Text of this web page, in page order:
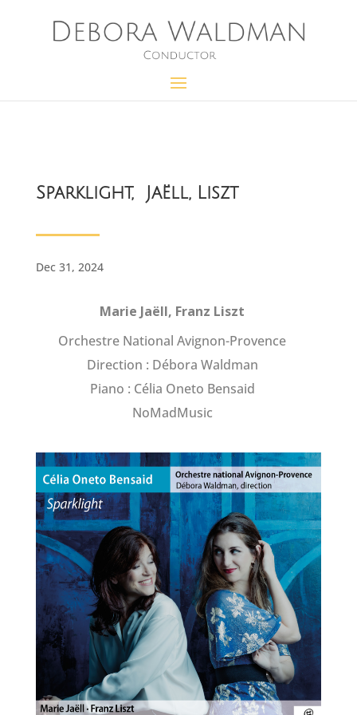
Sparklight, Jaëll, Liszt
Dec 31, 2024
Marie Jaëll, Franz Liszt
Orchestre National Avignon-Provence
Direction : Débora Waldman
Piano : Célia Oneto Bensaid
NoMadMusic